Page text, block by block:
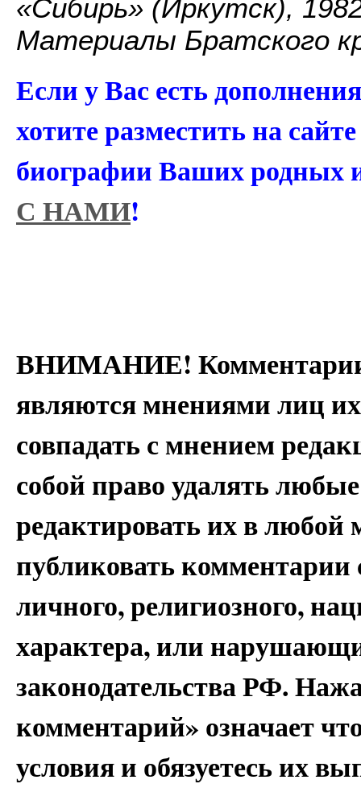
«Сибирь» (Иркутск),
Материалы Братского
Если у Вас есть
хотите разместить на
биографии Ваших родных
С НАМИ!
ВНИМАНИЕ! Комментарии
являются мнениями лиц
совпадать с мнением
собой право удалять
редактировать их в
публиковать
личного, религиозного,
характера, или
законодательства РФ.
комментарий» означает
условия и обязуетесь их